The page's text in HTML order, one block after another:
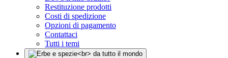
Restituzione prodotti
Costi di spedizione
Opzioni di pagamento
Contattaci
Tutti i temi